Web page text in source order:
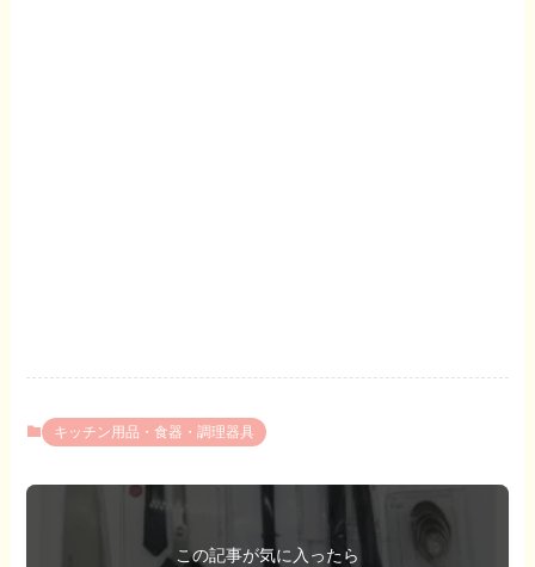
キッチン用品・食器・調理器具
この記事が気に入ったら